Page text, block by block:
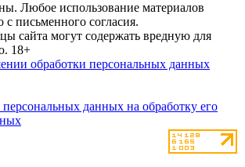
Любое использование материалов
с письменного согласия.
сайта могут содержать вредную для
18+
обработки персональных данных
персональных данных на обработку его